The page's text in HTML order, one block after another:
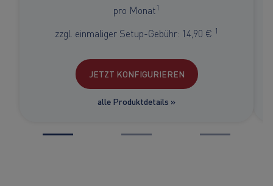
pro Monat1
zzgl. einmaliger Setup-Gebühr: 14,90 € 1
JETZT KONFIGURIEREN
alle Produktdetails »